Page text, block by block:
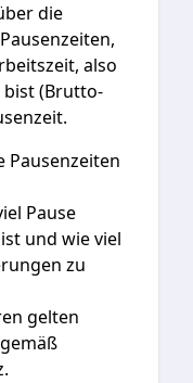
die
also
bist (Brutto-
Pausenzeiten
Pause
und wie viel
zu
gelten